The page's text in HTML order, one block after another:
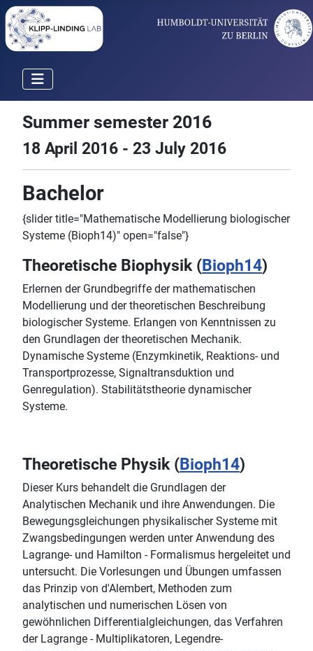
Summer semester 2016
18 April 2016 - 23 July 2016
Bachelor
{slider title="Mathematische Modellierung biologischer
Systeme (Bioph14)" open="false"}
Theoretische Biophysik (Bioph14)
Erlernen der Grundbegriffe der mathematischen
Modellierung und der theoretischen Beschreibung
biologischer Systeme. Erlangen von Kenntnissen zu
den Grundlagen der theoretischen Mechanik.
Dynamische Systeme (Enzymkinetik, Reaktions- und
Transportprozesse, Signaltransduktion und
Genregulation). Stabilitätstheorie dynamischer
Systeme.
Theoretische Physik (Bioph14)
Dieser Kurs behandelt die Grundlagen der
Analytischen Mechanik und ihre Anwendungen. Die
Bewegungsgleichungen physikalischer Systeme mit
Zwangsbedingungen werden unter Anwendung des
Lagrange- und Hamilton - Formalismus hergeleitet und
untersucht. Die Vorlesungen und Übungen umfassen
das Prinzip von d'Alembert, Methoden zum
analytischen und numerischen Lösen von
gewöhnlichen Differentialgleichungen, das Verfahren
der Lagrange - Multiplikatoren, Legendre-